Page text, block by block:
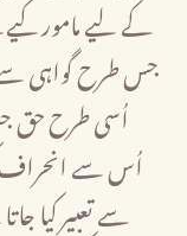
کے لیے مامور
جس طرح گواہی
اُسی طرح حق
اُس سے انحراف
سے تعبیر کیا